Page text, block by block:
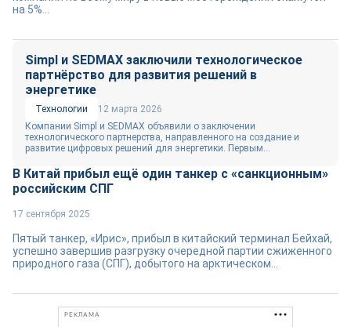
на 5%...
Simpl и SEDMAX заключили технологическое
партнёрство для развития решений в
энергетике
Технологии
12 марта 2026
Компании Simpl и SEDMAX объявили о заключении
технологического партнерства, направленного на создание и
развитие цифровых решений для энергетики. Первым...
В Китай прибыл ещё один танкер с «санкционным»
российским СПГ
17 сентября 2025
Пятый танкер, «Ирис», прибыл в китайский терминал Бейхай,
успешно завершив разгрузку очередной партии сжиженного
природного газа (СПГ), добытого на арктическом...
РЕКЛАМА